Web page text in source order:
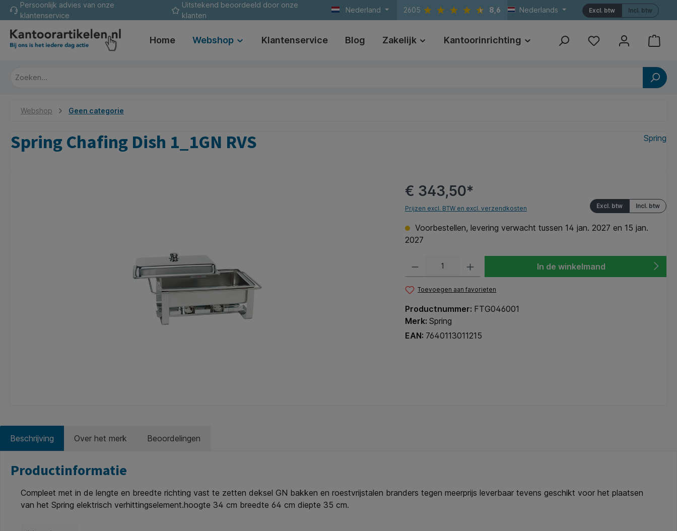
Ga naar de hoofdnavigatie
Persoonlijk advies van onze
klantenservice
Uitstekend beoordeeld door onze
klanten
Nederland 2605 8,6 Nederlands Incl. btw
Excl. btw
Home Webshop Klantenservice Blog Zakelijk Kantoorinrichting Print Referenties
Webshop Geen categorie
Spring Chafing Dish 1_1GN RVS Spring
€ 343,50*
Incl. btw
Excl. btw
Prijzen excl. BTW en excl. verzendkosten
Voorbestellen, levering verwacht tussen 14 jan. 2027 en 15 jan.
2027
In de winkelmand
Toevoegen aan favorieten
Productnummer: FTG046001
Merk: Spring
EAN: 7640113011215
Beschrijving Over het merk Beoordelingen
Productinformatie
Compleet met in de lengte en breedte richting vast te zetten deksel GN bakken en roestvrijstalen branders tegen meerprijs leverbaar tevens geschikt voor het plaatsen
van het Spring elektrisch verhittingselement.hoogte 34 cm breedte 64 cm diepte 35 cm.